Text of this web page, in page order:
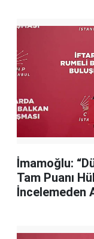
İmamoğlu:
Tam Puanı
İncelemeden